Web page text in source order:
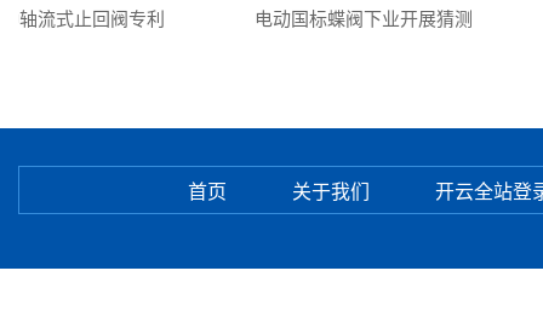
流式止回阀专利 电动国标蝶阀下业开展猜测
首页 关于我们 开云全站登